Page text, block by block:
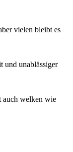
vielen bleibt es
und unablässiger
auch welken wie